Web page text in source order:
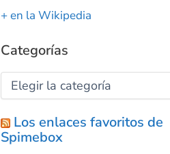
+ en la Wikipedia
Categorías
Los enlaces favoritos de
Spimebox